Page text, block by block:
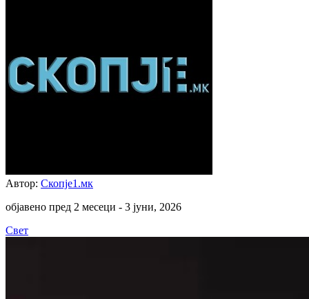
Автор: Скопје1.мк
објавено пред 2 месеци - 3 јуни, 2026
Свет